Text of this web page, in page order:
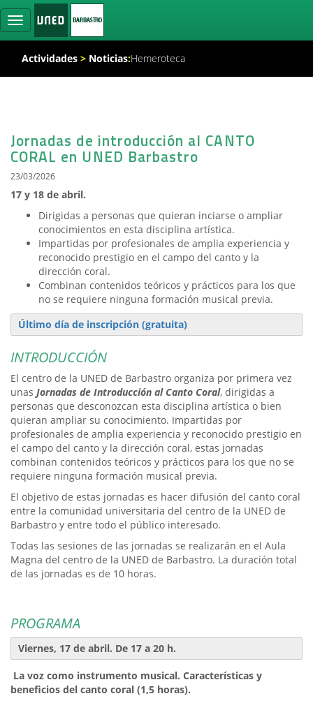
Ocultar
navegación
Actividades > Noticias:Hemeroteca
Jornadas de introducción al CANTO
CORAL en UNED Barbastro
23/03/2026
17 y 18 de abril.
Dirigidas a personas que quieran inciarse o ampliar
conocimientos en esta disciplina artística.
Impartidas por profesionales de amplia experiencia y
reconocido prestigio en el campo del canto y la
dirección coral.
Combinan contenidos teóricos y prácticos para los que
no se requiere ninguna formación musical previa.
Último día de inscripción (gratuita)
INTRODUCCIÓN
El centro de la UNED de Barbastro organiza por primera vez
unas Jornadas de Introducción al Canto Coral, dirigidas a
personas que desconozcan esta disciplina artística o bien
quieran ampliar su conocimiento. Impartidas por
profesionales de amplia experiencia y reconocido prestigio en
el campo del canto y la dirección coral, estas jornadas
combinan contenidos teóricos y prácticos para los que no se
requiere ninguna formación musical previa.
El objetivo de estas jornadas es hacer difusión del canto coral
entre la comunidad universitaria del centro de la UNED de
Barbastro y entre todo el público interesado.
Todas las sesiones de las jornadas se realizarán en el Aula
Magna del centro de la UNED de Barbastro. La duración total
de las jornadas es de 10 horas.
PROGRAMA
Viernes, 17 de abril. De 17 a 20 h.
La voz como instrumento musical. Características y
beneficios del canto coral (1,5 horas).